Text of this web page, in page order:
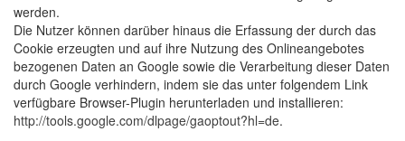
werden.
Die Nutzer können darüber hinaus die Erfassung der durch das
Cookie erzeugten und auf ihre Nutzung des Onlineangebotes
bezogenen Daten an Google sowie die Verarbeitung dieser Daten
durch Google verhindern, indem sie das unter folgendem Link
verfügbare Browser-Plugin herunterladen und installieren:
http://tools.google.com/dlpage/gaoptout?hl=de.